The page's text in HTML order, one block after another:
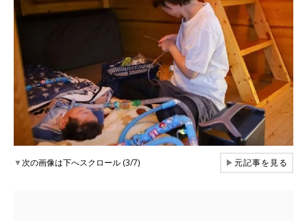
▼次の画像は下へスクロール (3/7) ▶元記事を見る